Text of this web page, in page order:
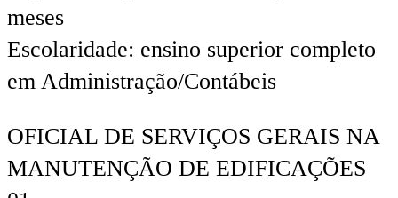
meses
Escolaridade: ensino superior completo
em Administração/Contábeis
OFICIAL DE SERVIÇOS GERAIS NA
MANUTENÇÃO DE EDIFICAÇÕES